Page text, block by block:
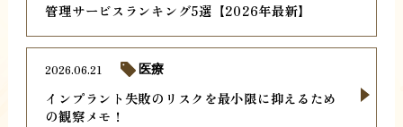
管理サービスランキング5選【2026年最新】
インプラント失敗のリスクを最小限に抑えるため
の観察メモ！
2026.06.21 医療